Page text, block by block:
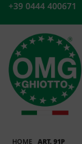
Vai
contenuto
+39 0444 400671
HOME ART. 91P